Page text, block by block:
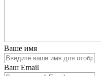
Ваше имя
Ваш Email